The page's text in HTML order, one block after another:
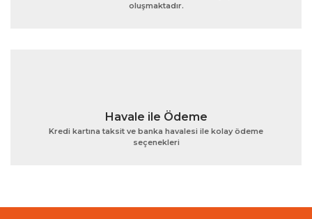
Gönder
oluşmaktadır.
Havale ile Ödeme
Kredi kartına taksit ve banka havalesi ile kolay ödeme
seçenekleri